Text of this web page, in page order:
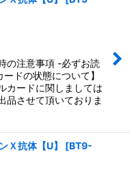
の注意事項 -必ずお読
ドの状態について】
カードに関しましては
品させて頂いておりま
Ｘ抗体【U】 [BT9-